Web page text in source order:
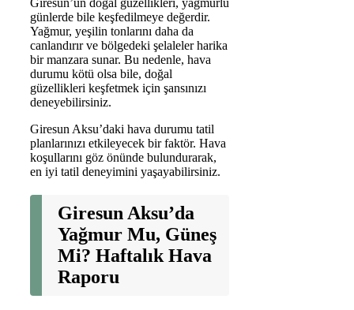
günlerde bile keşfedilmeye değerdir.
Yağmur, yeşilin tonlarını daha da
canlandırır ve bölgedeki şelaleler harika
bir manzara sunar. Bu nedenle, hava
durumu kötü olsa bile, doğal
güzellikleri keşfetmek için şansınızı
deneyebilirsiniz.
Giresun Aksu’daki hava durumu tatil
planlarınızı etkileyecek bir faktör. Hava
koşullarını göz önünde bulundurarak,
en iyi tatil deneyimini yaşayabilirsiniz.
Giresun Aksu’da
Yağmur Mu, Güneş
Mi? Haftalık Hava
Raporu